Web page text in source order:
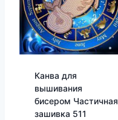
Канва для
вышивания
бисером Частичная
зашивка 511